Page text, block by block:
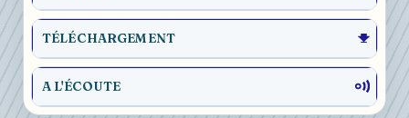
TÉLÉCHARGEMENT
A L'ÉCOUTE